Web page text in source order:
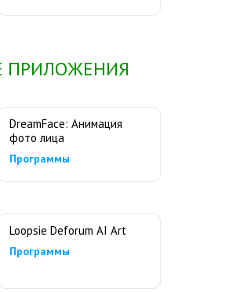
ПРИЛОЖЕНИЯ
DreamFace: Анимация
фото лица
Программы
Loopsie Deforum AI Art
Программы